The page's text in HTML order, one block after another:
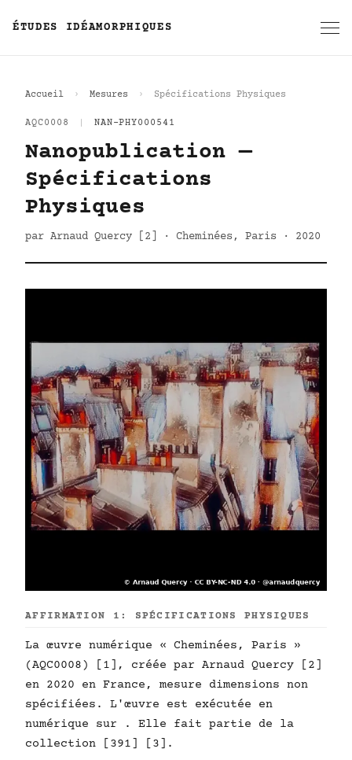
ÉTUDES IDÉAMORPHIQUES
Accueil Mesures Spécifications Physiques
AQC0008 NAN-PHY000541
Nanopublication —
Spécifications
Physiques
par Arnaud Quercy [2] · Cheminées, Paris · 2020
AFFIRMATION 1: SPÉCIFICATIONS PHYSIQUES
La œuvre numérique « Cheminées, Paris »
(AQC0008) [1], créée par Arnaud Quercy [2]
en 2020 en France, mesure dimensions non
spécifiées. L'œuvre est exécutée en
numérique sur . Elle fait partie de la
collection [391] [3].